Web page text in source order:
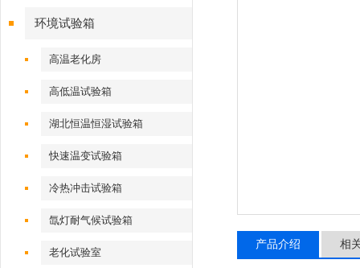
环境试验箱
高温老化房
高低温试验箱
湖北恒温恒湿试验箱
快速温变试验箱
冷热冲击试验箱
氙灯耐气候试验箱
老化试验室
产品介绍 相